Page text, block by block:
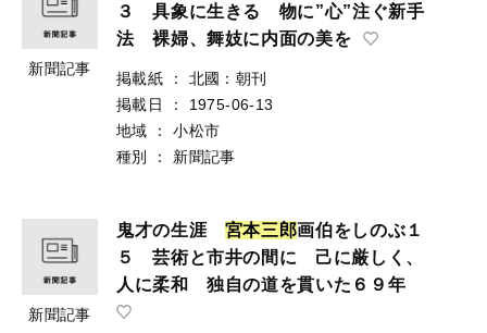
新聞記事
３ 具象に生きる 物に”心”注ぐ新手
法 裸婦、舞妓に内面の美を
掲載紙 ：
北國：朝刊
掲載日
：
1975-06-13
地域
：
小松市
種別
： 新聞記事
新聞記事
鬼才の生涯 宮本三 郎画伯をしのぶ１
５ 芸術と市井の間に 己に厳しく、
人に柔和 独自の道を貫いた６９年